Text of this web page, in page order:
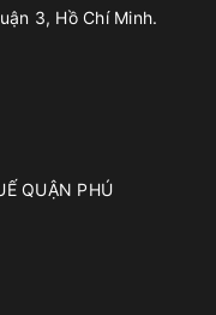
3, Hồ Chí Minh.
QUẬN PHÚ